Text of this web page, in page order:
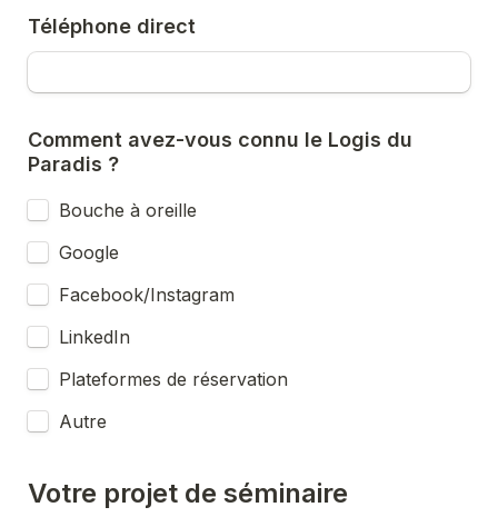
Téléphone direct
Comment avez-vous connu le Logis du
Paradis ?
Bouche à oreille
Google
Facebook/Instagram
LinkedIn
Plateformes de réservation
Autre
Votre projet de séminaire